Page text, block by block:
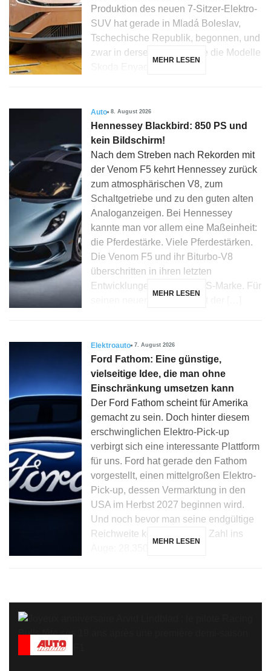
Produktion des neuen 7-Sitzer-Elektro-
SUV hat gerade in Mladá Boleslav,
Tschechische Republik, begonnen, und
zwar in derselben Linie wie die Modelle
MEHR LESEN
Auto 8. August 2026
Hennessey Blackbird: 850 PS und
kein Bildschirm!
Nach dem Streben nach Rekorden mit
der Venom F5 kehrt Hennessey zurück
zum atmosphärischen V8, zum
Schaltgetriebe und zu den guten alten
Analoganzeigen. Bei Hennessey
kannte man vor allem eine Maßeinheit:
die Pferdestärke. Viele Pferdestärken.
Die Venom F5 und ihr Biturbo-V8
überschritten in ihren letzten
Entwicklungen die 2.000 PS-Marke. Für
MEHR LESEN
Elektroauto 7. August 2026
Ford Fathom: Eine günstige,
vielseitige Idee, die man ohne
Einschränkung umsetzen kann
Der Ford Fathom scheint für Amerika
gemacht zu sein. Doch hinter diesem
erschwinglichen Elektro-Pick-up
verbirgt sich eine interessante Plattform
für uns. Ford hat gerade den Fathom
vorgestellt, einen mittelgroßen Elektro-
Pick-up, dessen Vermarktung in den
USA im Herbst 2027 beginnen wird.
Und noch bevor man seine endgültige
Reichweite kennt, fällt eine Zahl ins
MEHR LESEN